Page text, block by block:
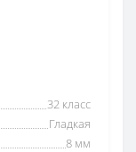
32 класс
Гладкая
8 мм